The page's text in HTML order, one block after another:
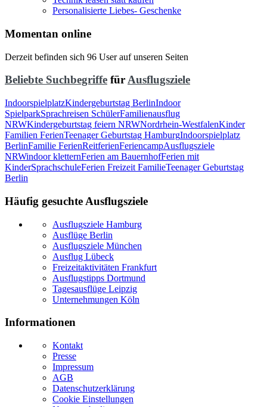
Personalisierte Liebes- Geschenke
Momentan online
Derzeit befinden sich 96 User auf unseren Seiten
Beliebte Suchbegriffe fürAusflugsziele
IndoorspielplatzKindergeburtstag BerlinIndoor
SpielparkSprachreisen SchülerFamilienausflug
NRWKindergeburtstag feiern NRWNordrhein-WestfalenKinder
Familien FerienTeenager Geburtstag HamburgIndoorspielplatz
BerlinFamilie FerienReitferienFeriencampAusflugsziele
NRWindoor kletternFerien am BauernhofFerien mit
KinderSprachschuleFerien Freizeit FamilieTeenager Geburtstag
Berlin
Häufig gesuchte Ausflugsziele
Ausflugsziele Hamburg
Ausflüge Berlin
Ausflugsziele München
Ausflug Lübeck
Freizeitaktivitäten Frankfurt
Ausflugstipps Dortmund
Tagesausflüge Leipzig
Unternehmungen Köln
Informationen
Kontakt
Presse
Impressum
AGB
Datenschutzerklärung
Cookie Einstellungen